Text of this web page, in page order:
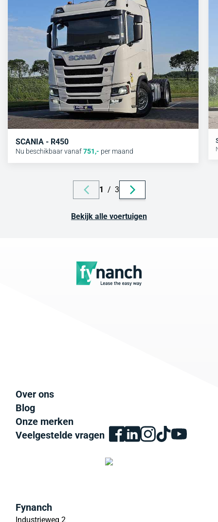
SCANIA - R450
Nu beschikbaar vanaf751,- per maand
1 / 3
Bekijk alle voertuigen
Over ons
Blog
Onze merken
Veelgestelde vragen
Fynanch
Industrieweg 2